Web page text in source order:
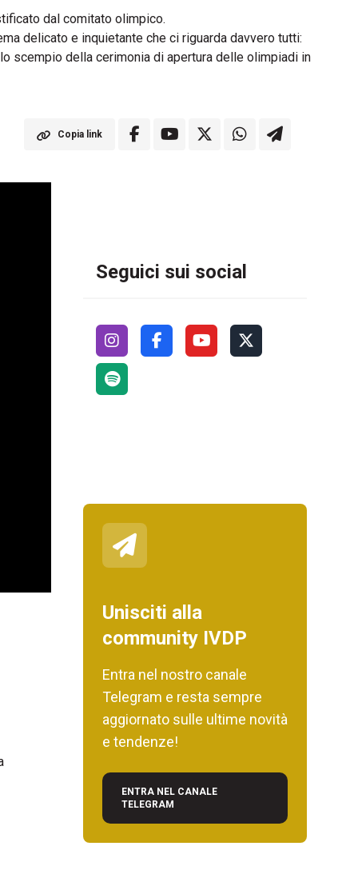
dal comitato olimpico.
delicato e inquietante che ci riguarda davvero tutti:
scempio della cerimonia di apertura delle olimpiadi in
Copia link
Seguici sui social
Unisciti alla
community IVDP
Entra nel nostro canale
Telegram e resta sempre
aggiornato sulle ultime novità
e tendenze!
ENTRA NEL CANALE
TELEGRAM